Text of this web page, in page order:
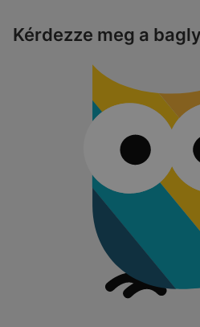
Kérdezze meg a